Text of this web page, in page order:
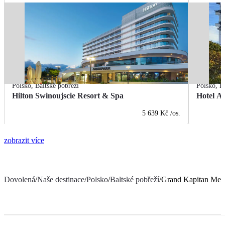
Polsko,Baltské pobřeží
Hilton Swinoujscie Resort & Spa
5 639 Kč /os.
Polsko,
Hotel
zobrazit více
Dovolená/Naše destinace/Polsko/Baltské pobřeží/Grand Kapitan